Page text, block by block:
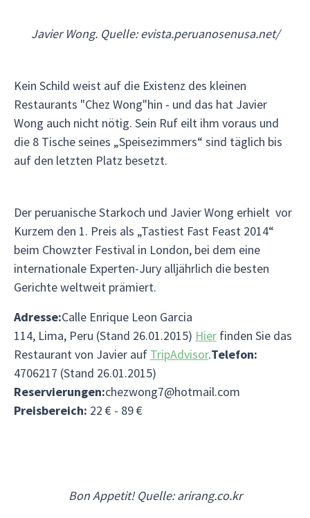
Javier Wong. Quelle: evista.peruanosenusa.net/
Kein Schild weist auf die Existenz des kleinen
Restaurants "Chez Wong"hin - und das hat Javier
Wong auch nicht nötig. Sein Ruf eilt ihm voraus und
die 8 Tische seines „Speisezimmers“ sind täglich bis
auf den letzten Platz besetzt.
Der peruanische Starkoch und Javier Wong erhielt vor
Kurzem den 1. Preis als „Tastiest Fast Feast 2014“
beim Chowzter Festival in London, bei dem eine
internationale Experten-Jury alljährlich die besten
Gerichte weltweit prämiert.
Adresse:Calle Enrique Leon Garcia
114, Lima, Peru (Stand 26.01.2015) Hier finden Sie das
Restaurant von Javier auf TripAdvisor.Telefon:
4706217 (Stand 26.01.2015)
Reservierungen:chezwong7@hotmail.com
Preisbereich: 22 € - 89 €
Bon Appetit! Quelle: arirang.co.kr